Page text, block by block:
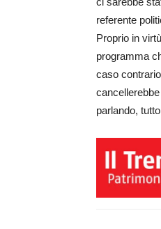
referente
Proprio in
programma
caso
parlando,